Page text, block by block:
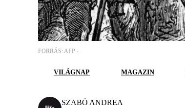
FORRÁS: AFP -
VILÁGNAP MAGAZIN
SZABÓ ANDREA